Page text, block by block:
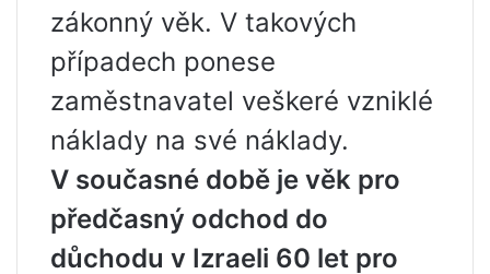
zákonný věk. V takových
případech ponese
zaměstnavatel veškeré vzniklé
náklady na své náklady.
V současné době je věk pro
předčasný odchod do
důchodu v Izraeli 60 let pro